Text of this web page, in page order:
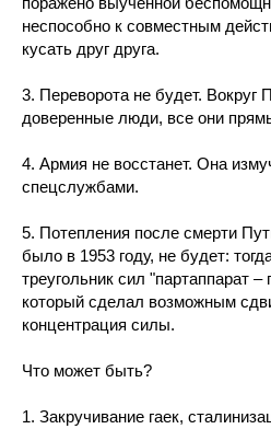
неспособно к совместным
кусать друг друга.
3. Переворота не будет. Вокруг
доверенные люди, все они
4. Армия не восстанет. Она
спецслужбами.
5. Потепления после смерти
было в 1953 году, не будет:
треугольник сил "партаппарат –
который сделал возможным
концентрация силы.
Что может быть?
1. Закручивание гаек,